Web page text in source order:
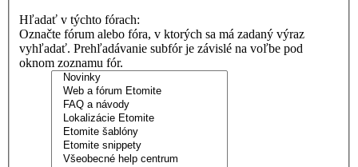
Hľadať v týchto fórach:
Označte fórum alebo fóra, v ktorých sa má zadaný výraz
vyhľadať. Prehľadávanie subfór je závislé na voľbe pod
oknom zoznamu fór.